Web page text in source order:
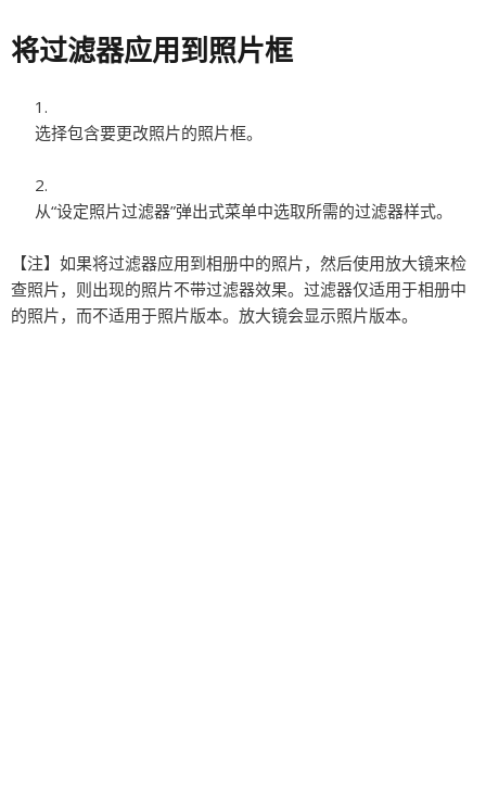
将过滤器应用到照片框
选择包含要更改照片的照片框。
从“设定照片过滤器”弹出式菜单中选取所需的过滤器样式。
【注】 如果将过滤器应用到相册中的照片，然后使用放大镜来检
查照片，则出现的照片不带过滤器效果。过滤器仅适用于相册中
的照片，而不适用于照片版本。放大镜会显示照片版本。